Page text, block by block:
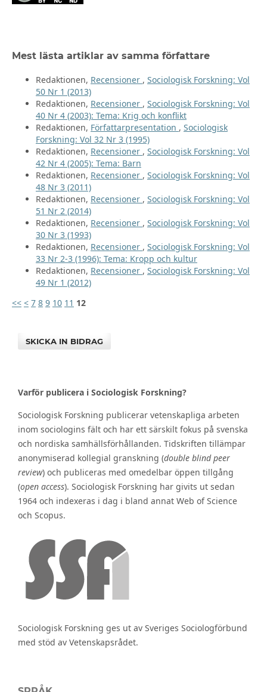
Mest lästa artiklar av samma författare
Redaktionen, Recensioner , Sociologisk Forskning: Vol
50 Nr 1 (2013)
Redaktionen, Recensioner , Sociologisk Forskning: Vol
40 Nr 4 (2003): Tema: Krig och konflikt
Redaktionen, Författarpresentation , Sociologisk
Forskning: Vol 32 Nr 3 (1995)
Redaktionen, Recensioner , Sociologisk Forskning: Vol
42 Nr 4 (2005): Tema: Barn
Redaktionen, Recensioner , Sociologisk Forskning: Vol
48 Nr 3 (2011)
Redaktionen, Recensioner , Sociologisk Forskning: Vol
51 Nr 2 (2014)
Redaktionen, Recensioner , Sociologisk Forskning: Vol
30 Nr 3 (1993)
Redaktionen, Recensioner , Sociologisk Forskning: Vol
33 Nr 2-3 (1996): Tema: Kropp och kultur
Redaktionen, Recensioner , Sociologisk Forskning: Vol
49 Nr 1 (2012)
<< < 7 8 9 10 11 12
SKICKA IN BIDRAG
Varför publicera i Sociologisk Forskning?
Sociologisk Forskning publicerar vetenskapliga arbeten
inom sociologins fält och har ett särskilt fokus på svenska
och nordiska samhällsförhållanden. Tidskriften tillämpar
anonymiserad kollegial granskning (double blind peer
review) och publiceras med omedelbar öppen tillgång
(open access). Sociologisk Forskning har givits ut sedan
1964 och indexeras i dag i bland annat Web of Science
och Scopus.
Sociologisk Forskning ges ut av Sveriges Sociologförbund
med stöd av Vetenskapsrådet.